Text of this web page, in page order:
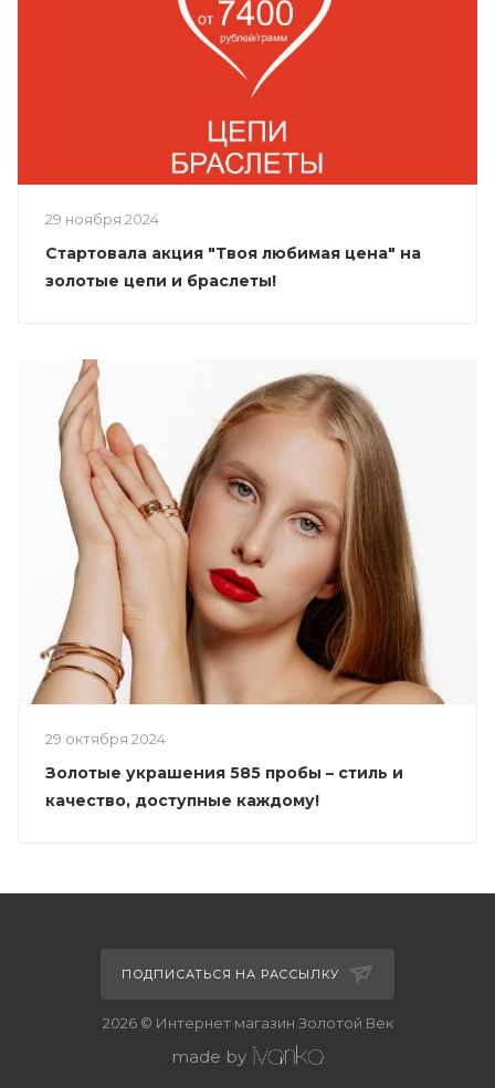
29 ноября 2024
Стартовала акция "Твоя любимая цена" на
золотые цепи и браслеты!
29 октября 2024
Золотые украшения 585 пробы – стиль и
качество, доступные каждому!
ПОДПИСАТЬСЯ НА РАССЫЛКУ
2026 © Интернет магазин Золотой Век
made by